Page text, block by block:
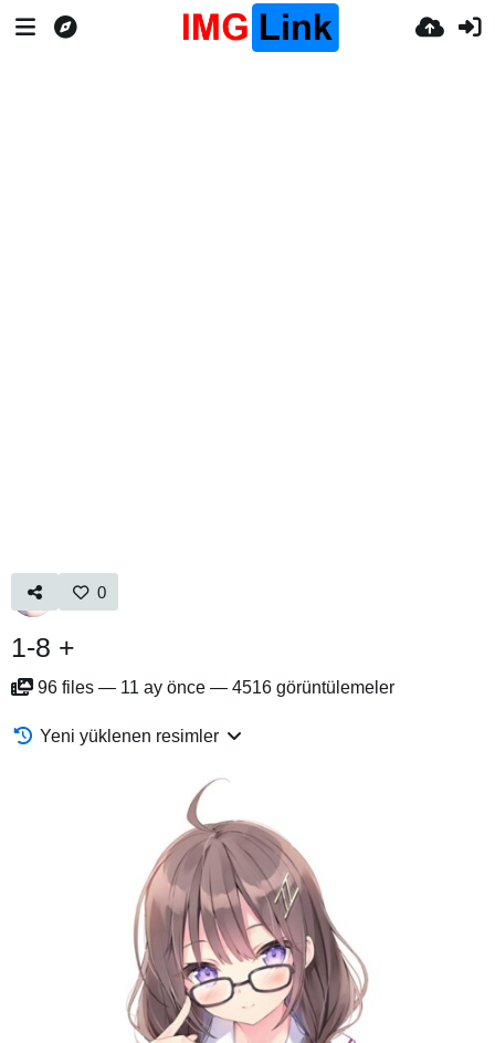
0
1-8 +
96 files — 11 ay önce — 4516 görüntülemeler
Yeni yüklenen resimler